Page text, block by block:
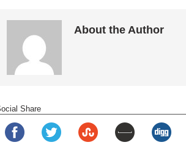
About the Author
Share